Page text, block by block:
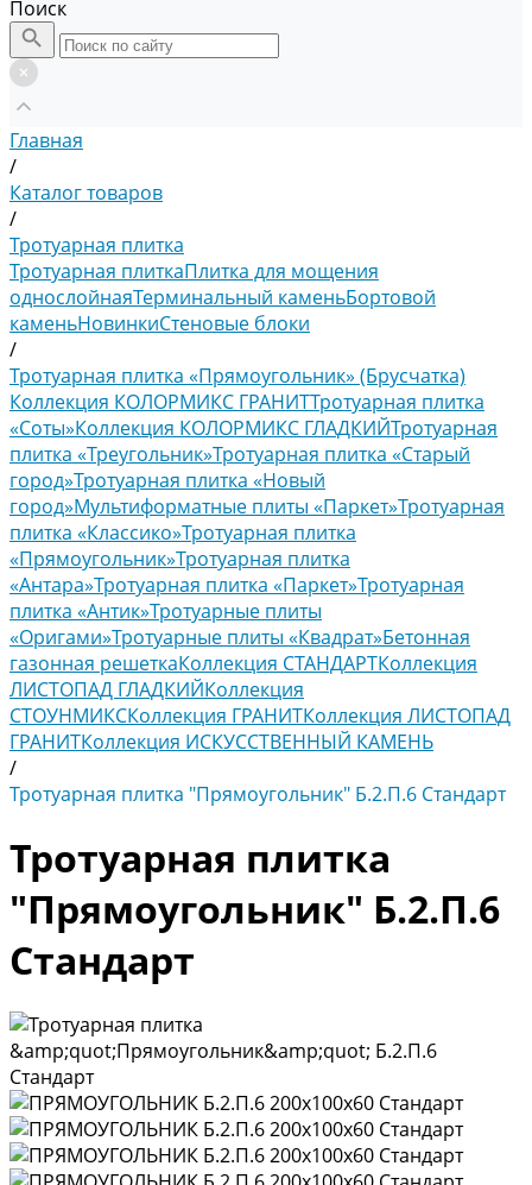
Поиск
Главная
/
Каталог товаров
/
Тротуарная плитка
Тротуарная плиткаПлитка для мощения
однослойнаяТерминальный каменьБортовой
каменьНовинкиСтеновые блоки
/
Тротуарная плитка «Прямоугольник» (Брусчатка)
Коллекция КОЛОРМИКС ГРАНИТТротуарная плитка
«Соты»Коллекция КОЛОРМИКС ГЛАДКИЙТротуарная
плитка «Треугольник»Тротуарная плитка «Старый
город»Тротуарная плитка «Новый
город»Мультиформатные плиты «Паркет»Тротуарная
плитка «Классико»Тротуарная плитка
«Прямоугольник»Тротуарная плитка
«Антара»Тротуарная плитка «Паркет»Тротуарная
плитка «Антик»Тротуарные плиты
«Оригами»Тротуарные плиты «Квадрат»Бетонная
газонная решеткаКоллекция СТАНДАРТКоллекция
ЛИСТОПАД ГЛАДКИЙКоллекция
СТОУНМИКСКоллекция ГРАНИТКоллекция ЛИСТОПАД
ГРАНИТКоллекция ИСКУССТВЕННЫЙ КАМЕНЬ
/
Тротуарная плитка "Прямоугольник" Б.2.П.6 Стандарт
Тротуарная плитка
"Прямоугольник" Б.2.П.6
Стандарт